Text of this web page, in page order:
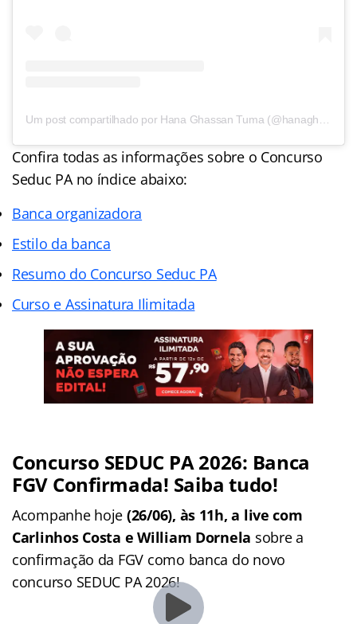
Um post compartilhado por Hana Ghassan Tuma (@hanaghassan)
Confira todas as informações sobre o Concurso
Seduc PA no índice abaixo:
Banca organizadora
Estilo da banca
Resumo do Concurso Seduc PA
Curso e Assinatura Ilimitada
Concurso SEDUC PA 2026: Banca
FGV Confirmada! Saiba tudo!
Acompanhe hoje (26/06), às 11h, a live com
Carlinhos Costa e William Dornela sobre a
confirmação da FGV como banca do novo
concurso SEDUC PA 2026!